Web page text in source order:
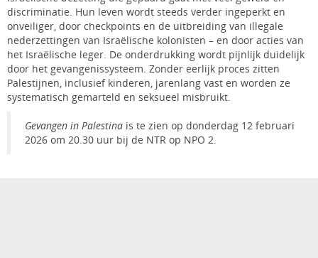
discriminatie. Hun leven wordt steeds verder ingeperkt en
onveiliger, door checkpoints en de uitbreiding van illegale
nederzettingen van Israëlische kolonisten – en door acties van
het Israëlische leger. De onderdrukking wordt pijnlijk duidelijk
door het gevangenissysteem. Zonder eerlijk proces zitten
Palestijnen, inclusief kinderen, jarenlang vast en worden ze
systematisch gemarteld en seksueel misbruikt.
Gevangen in Palestina is te zien op donderdag 12 februari
2026 om 20.30 uur bij de NTR op NPO 2.